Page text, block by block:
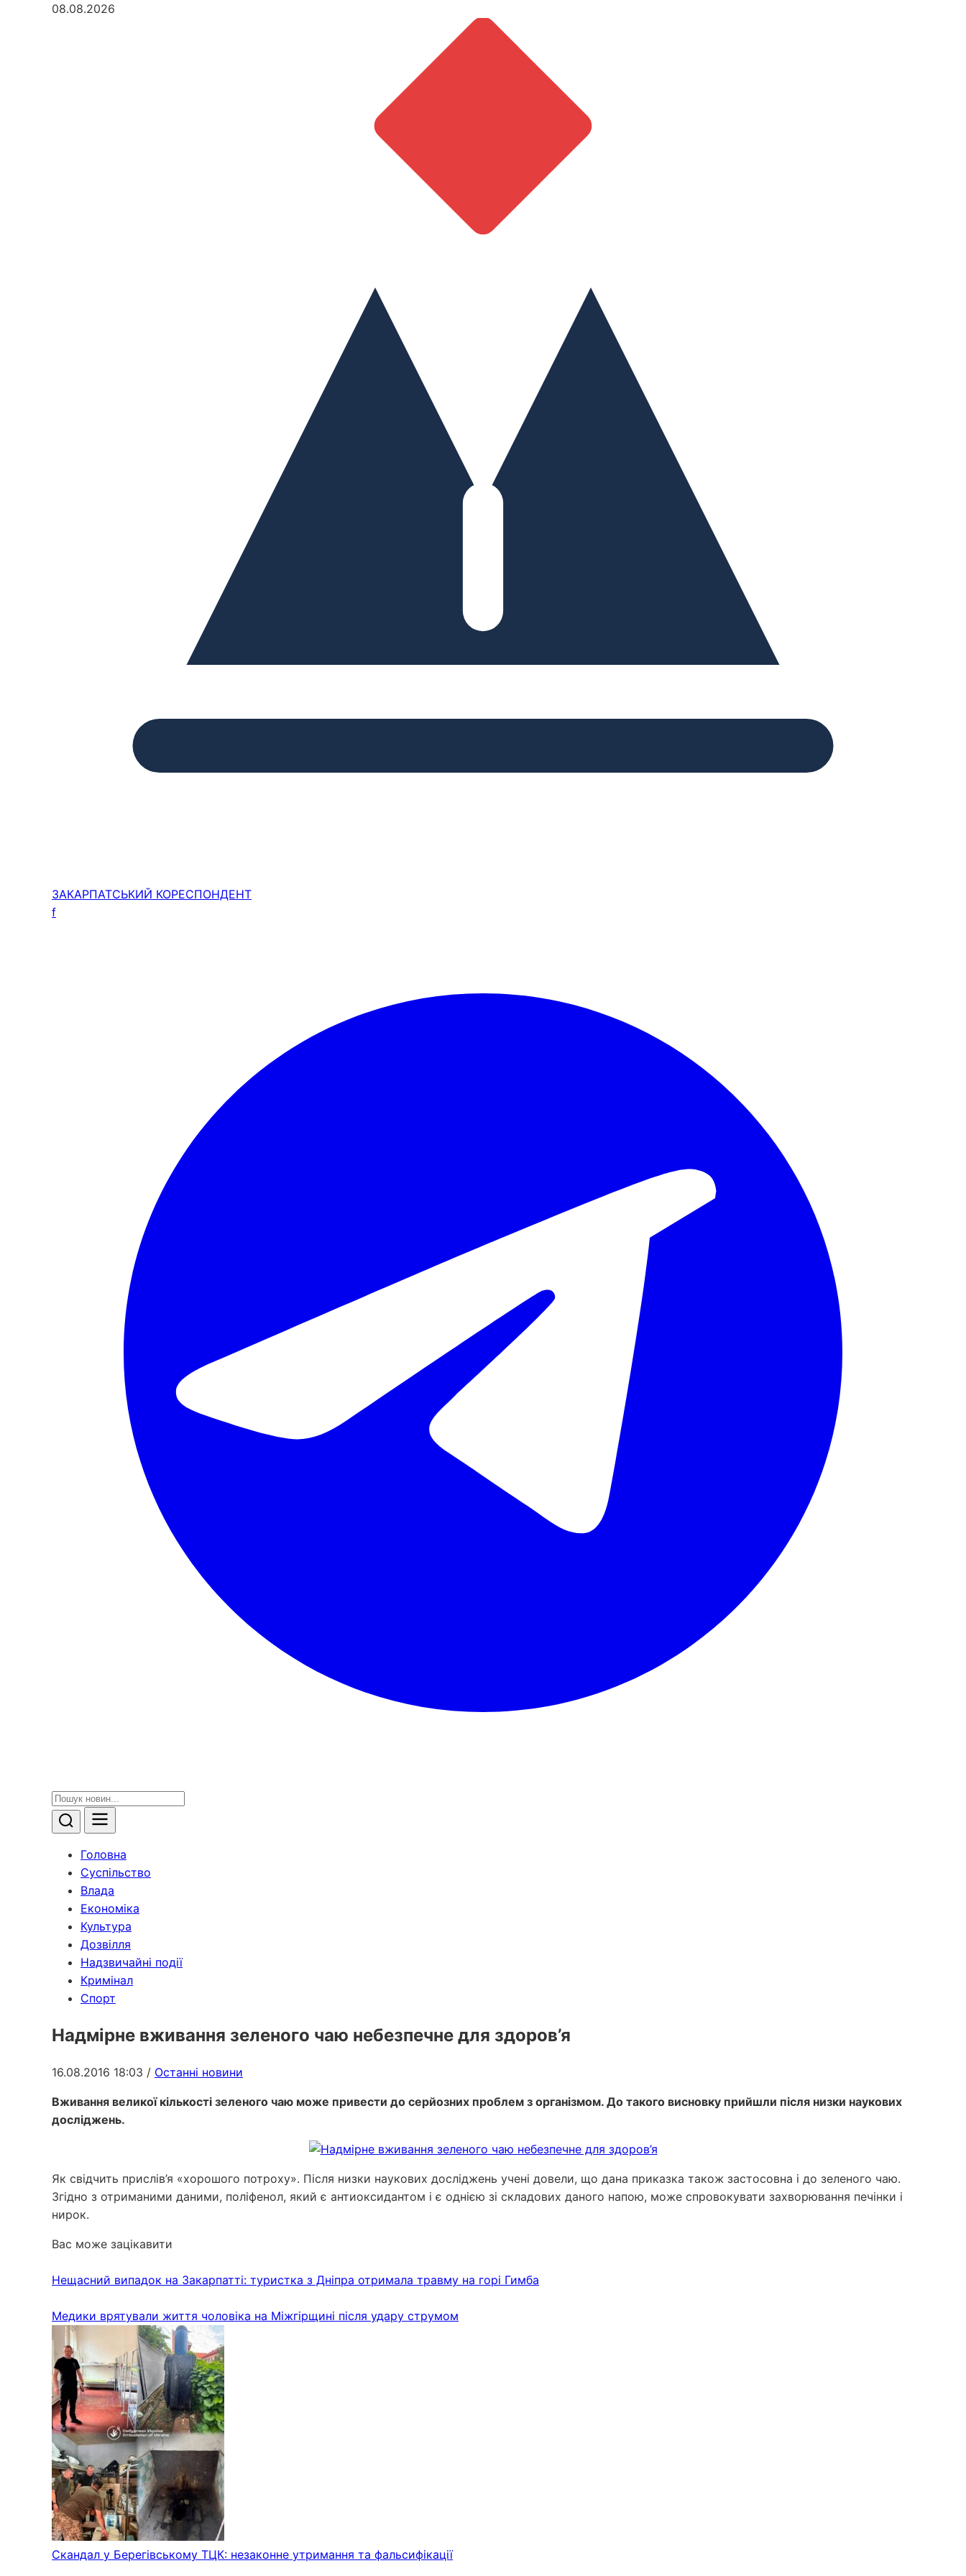
08.08.2026
ЗАКАРПАТСЬКИЙ КОРЕСПОНДЕНТ
f
Головна
Суспільство
Влада
Економіка
Культура
Дозвілля
Надзвичайні події
Кримінал
Спорт
Надмірне вживання зеленого чаю небезпечне для здоров’я
16.08.2016 18:03 / Останні новини
Вживання великої кількості зеленого чаю може привести до серйозних проблем з організмом. До такого висновку прийшли після низки наукових
досліджень.
Як свідчить прислів’я «хорошого потроху». Після низки наукових досліджень учені довели, що дана приказка також застосовна і до зеленого чаю.
Згідно з отриманими даними, поліфенол, який є антиоксидантом і є однією зі складових даного напою, може спровокувати захворювання печінки і
нирок.
Вас може зацікавити
Нещасний випадок на Закарпатті: туристка з Дніпра отримала травму на горі Гимба
Медики врятували життя чоловіка на Міжгірщині після удару струмом
Скандал у Берегівському ТЦК: незаконне утримання та фальсифікації